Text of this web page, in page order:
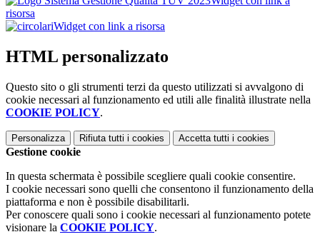
risorsa
Widget con link a risorsa
HTML personalizzato
Questo sito o gli strumenti terzi da questo utilizzati si avvalgono di
cookie necessari al funzionamento ed utili alle finalità illustrate nella
COOKIE POLICY.
Personalizza Rifiuta tutti i cookies Accetta tutti i cookies
Gestione cookie
In questa schermata è possibile scegliere quali cookie consentire.
I cookie necessari sono quelli che consentono il funzionamento della
piattaforma e non è possibile disabilitarli.
Per conoscere quali sono i cookie necessari al funzionamento potete
visionare la COOKIE POLICY.